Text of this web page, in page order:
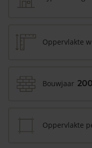
Oppervlakte
Bouwjaar
Oppervlakte